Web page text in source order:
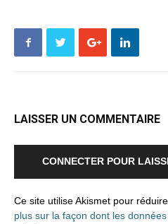
LAISSER UN COMMENTAIRE
CONNECTER POUR
Ce site utilise Akismet pour
plus sur la façon dont les